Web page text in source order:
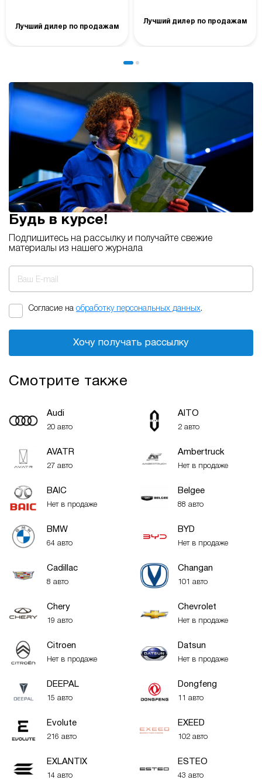
Лучший дилер по продажам
Лучший дилер по продажам
Будь в курсе!
Подпишитесь на рассылку и получайте свежие
материалы из нашего журнала
Ваш E-mail
Согласие на обработку персональных данных.
Хочу получать рассылку
Смотрите также
Audi
20 авто
AITO
2 авто
AVATR
27 авто
Ambertruck
Нет в продаже
BAIC
Нет в продаже
Belgee
88 авто
BMW
64 авто
BYD
Нет в продаже
Cadillac
8 авто
Changan
101 авто
Chery
19 авто
Chevrolet
Нет в продаже
Citroen
Нет в продаже
Datsun
Нет в продаже
DEEPAL
15 авто
Dongfeng
11 авто
Evolute
216 авто
EXEED
102 авто
EXLANTIX
14 авто
ESTEO
43 авто